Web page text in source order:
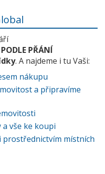
PŘÁNÍ
. A najdeme i tu Vaši:
nákupu
a připravíme
vše ke koupi
místních